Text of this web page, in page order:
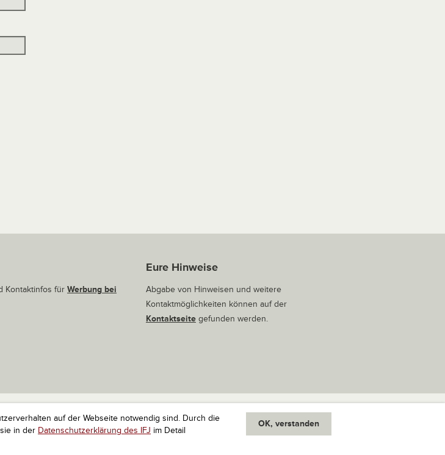
auf der Webseite notwendig sind. Durch die
in der Datenschutzerklärung des IFJ im Detail
OK, verstanden
Kontaktinfos für Werbung bei
Eure Hinweise
Abgabe von Hinweisen und weitere
Kontaktmöglichkeiten können auf der
Kontaktseitegefunden werden.
Impressum Kontakt nach oben